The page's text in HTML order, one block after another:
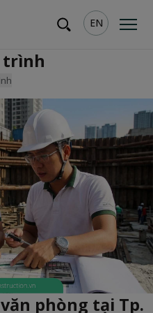
EN
trình
phòng tại Tp.